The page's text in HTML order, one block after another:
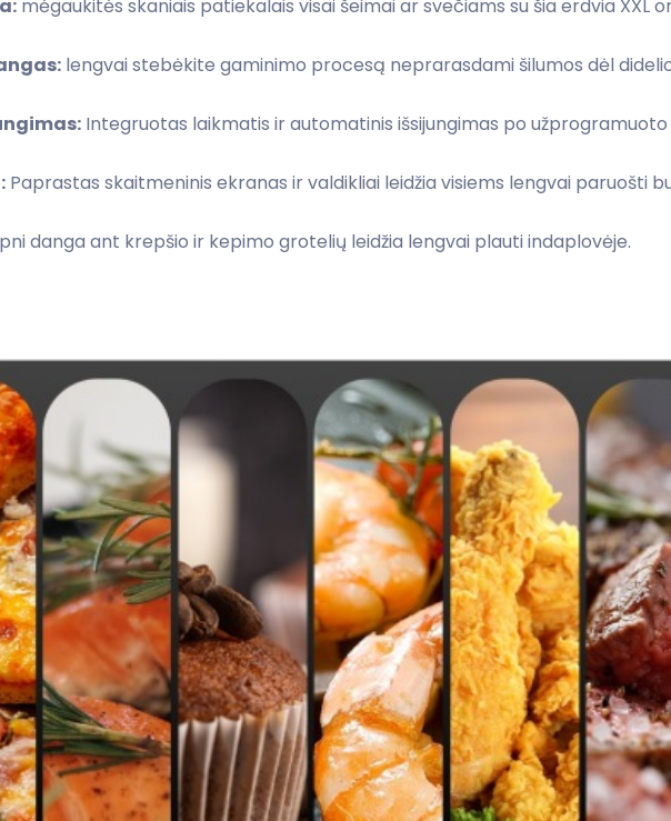
mėgaukitės skaniais patiekalais visai šeimai ar svečiams su šia erdvia XXL
lengvai stebėkite gaminimo procesą neprarasdami šilumos dėl
Integruotas laikmatis ir automatinis išsijungimas po
Paprastas skaitmeninis ekranas ir valdikliai leidžia visiems lengvai paruošti
danga ant krepšio ir kepimo grotelių leidžia lengvai plauti indaplovėje.